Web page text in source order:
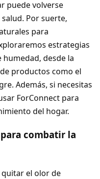
puede volverse
Por suerte,
para
estrategias
desde la
productos como el
Además, si necesitas
ForConnect para
del hogar.
combatir la
el olor de